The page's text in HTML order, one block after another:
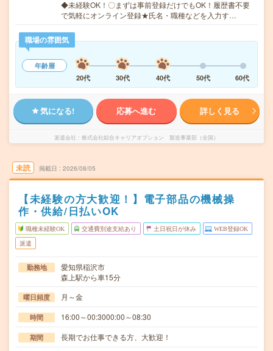
◆未経験OK！〇まずは事前登録だけでもOK！履歴書不要
で気軽にオンライン登録★氏名・職種などを入力す…
職場の雰囲気
年齢層
20代
30代 40代 50代 60代
気になる! 応募へ進む 詳しく見る
派遣会社 株式会社綜合キャリアオプション 製造事業部（全国）
未読 掲載日 2026/08/05
【未経験の方大歓迎！】電子部品の機械操
作・供給/日払いOK
職種未経験OK 交通費別途支給あり 土日祝日が休み WEB登録OK
派遣
勤務地
愛知県稲沢市
森上駅から車15分
曜日頻度 月～金
時間 16:00～00:3000:00～08:30
期間 長期でお仕事できる方、大歓迎！